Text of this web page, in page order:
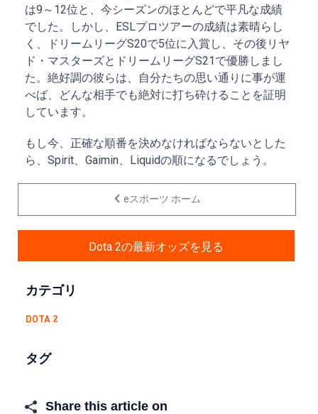
は9～12位と、今シーズンのほとんどで平凡な成績
でした。しかし、ESLプロツアーの成績は素晴らし
く、ドリームリーグS20で5位に入賞し、その後リヤ
ド・マスターズとドリームリーグS21で優勝しまし
た。絶好調の彼らは、自分たちの思い通りに事が運
べば、どんな相手でも絶対に打ち砕けることを証明
しています。
もし今、正確な順番を決めなければならないとした
ら、Spirit、Gaimin、Liquidの順になるでしょう。
eスポーツ ホーム
Dota 2の最新オッズを見る
カテゴリ
DOTA 2
タグ
Share this article on